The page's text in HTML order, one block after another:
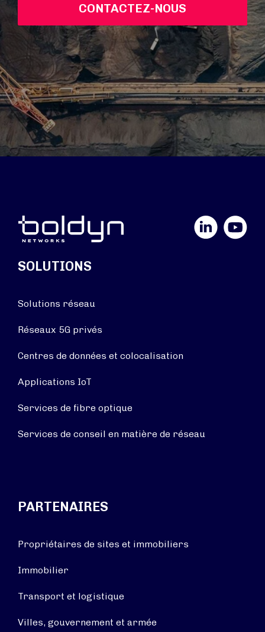
CONTACTEZ-NOUS
YouTube
SOLUTIONS
Solutions réseau
Réseaux 5G privés
Centres de données et colocalisation
Applications IoT
Services de fibre optique
Services de conseil en matière de réseau
PARTENAIRES
Propriétaires de sites et immobiliers
Immobilier
Transport et logistique
Villes, gouvernement et armée